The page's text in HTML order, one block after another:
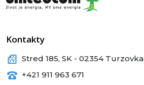
Kontakty
Stred 185, SK - 02354 Turzovka
+421 911 963 671